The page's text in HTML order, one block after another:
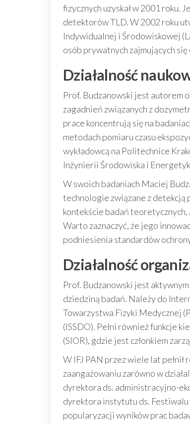
fizycznych uzyskał w 2001 roku.
detektorów TLD. W 2002 roku
Indywidualnej i Środowiskowej
osób prywatnych zajmujących
Działalność
Prof. Budzanowski jest autorem
zagadnień związanych z
prace koncentrują się na
metodach pomiaru czasu
wykładowcą na Politechnice
Inżynierii Środowiska i
W swoich badaniach Maciej
technologie związane z detekcją
kontekście badań
Warto zaznaczyć, że jego
podniesienia standardów
Działalność
Prof. Budzanowski jest
dziedziną badań. Należy do
Towarzystwa Fizyki Medycznej
(ISSDO). Pełni również funkcje
(SIOR), gdzie jest członkiem
W IFJ PAN przez wiele lat
zaangażowaniu zarówno w
dyrektora ds. administracyjno-
dyrektora instytutu ds. Festiwalu
popularyzacji wyników prac